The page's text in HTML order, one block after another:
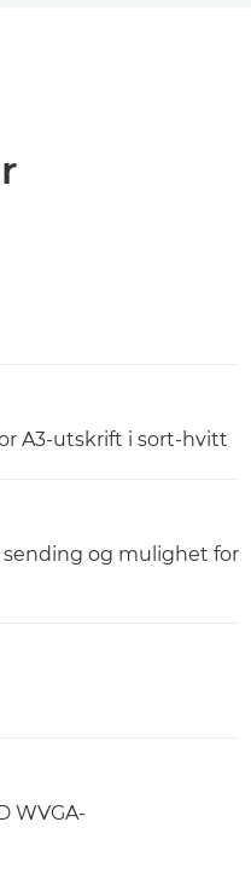
A3-utskrift i sort-hvitt
og mulighet for
WVGA-